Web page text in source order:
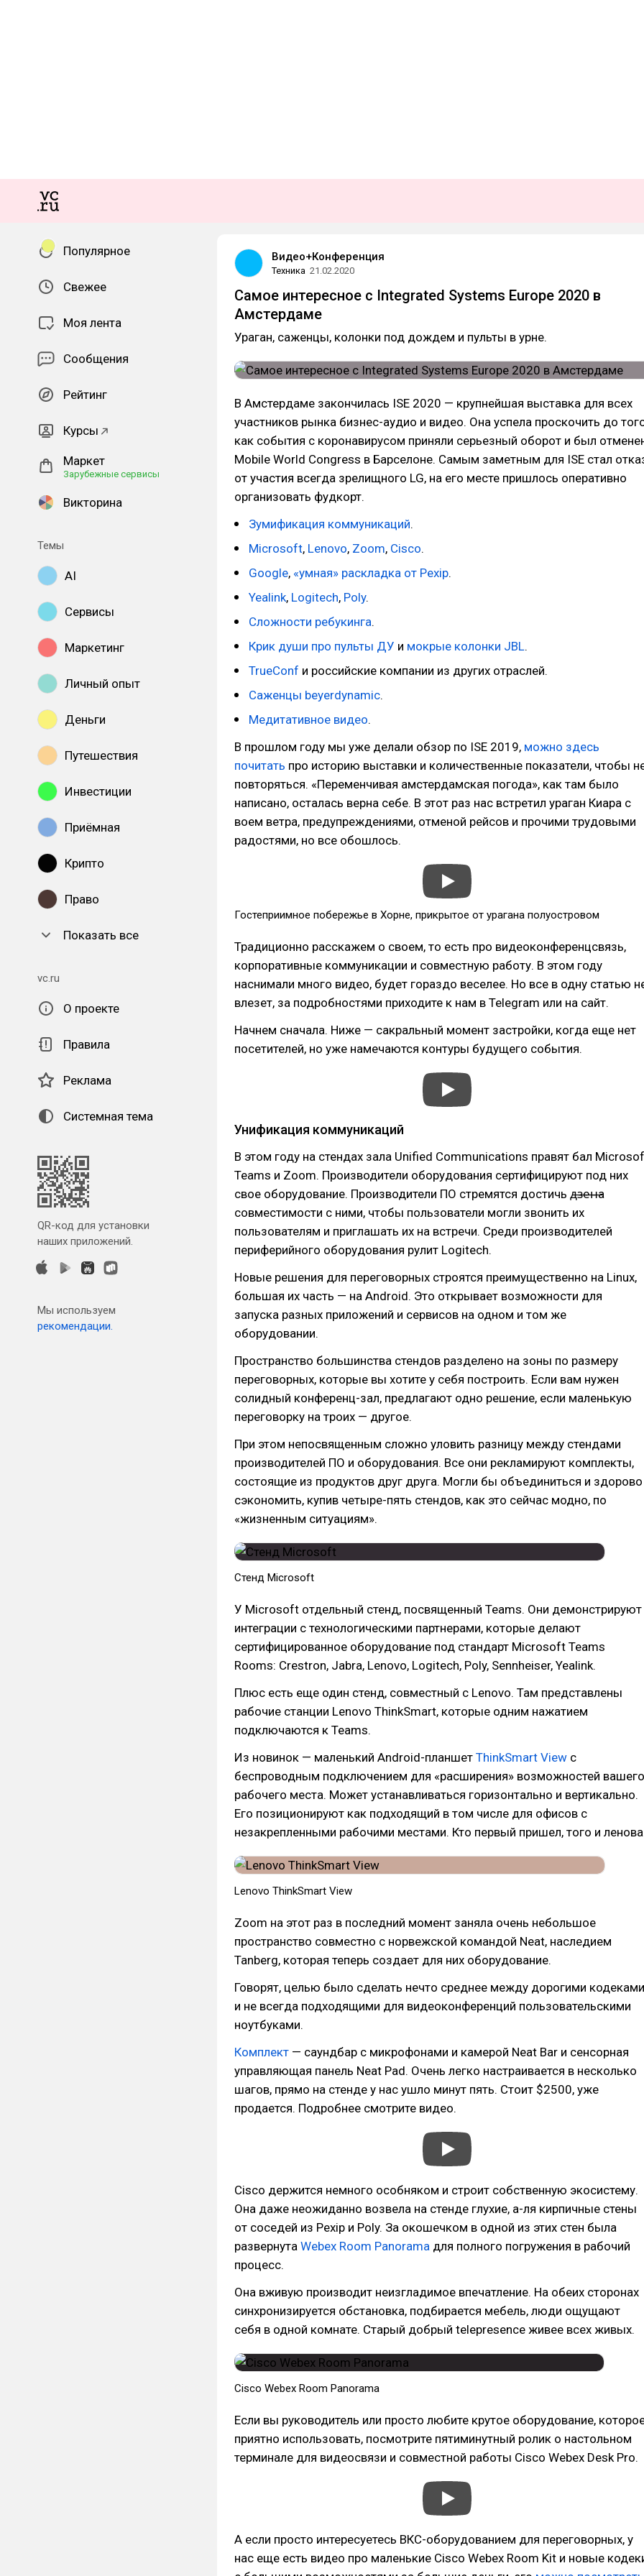
Популярное
Свежее
Моя лента
Сообщения
Рейтинг
Курсы
Маркет
Зарубежные сервисы
Викторина
Темы
AI
Сервисы
Маркетинг
Личный опыт
Деньги
Путешествия
Инвестиции
Приёмная
Крипто
Право
Показать все
vc.ru
О проекте
Правила
Реклама
Системная тема
QR-код для установки
наших приложений.
Мы используем
рекомендации.
Видео+Конференция
Техника 21.02.2020
Самое интересное с Integrated Systems Europe 2020 в
Амстердаме
Ураган, саженцы, колонки под дождем и пульты в урне.
В Амстердаме закончилась ISE 2020 — крупнейшая выставка для всех
участников рынка бизнес-аудио и видео. Она успела проскочить до
как события с коронавирусом приняли серьезный оборот и был
Mobile World Congress в Барселоне. Самым заметным для ISE стал
от участия всегда зрелищного LG, на его месте пришлось оперативно
организовать фудкорт.
Зумификация коммуникаций.
Microsoft, Lenovo, Zoom, Cisco.
Google, «умная» раскладка от Pexip.
Yealink, Logitech, Poly.
Сложности ребукинга.
Крик души про пульты ДУ и мокрые колонки JBL.
TrueConf и российские компании из других отраслей.
Саженцы beyerdynamic.
Медитативное видео.
В прошлом году мы уже делали обзор по ISE 2019, можно здесь
почитать про историю выставки и количественные показатели, чтобы
повторяться. «Переменчивая амстердамская погода», как там было
написано, осталась верна себе. В этот раз нас встретил ураган Киара с
воем ветра, предупреждениями, отменой рейсов и прочими трудовыми
радостями, но все обошлось.
Гостеприимное побережье в Хорне, прикрытое от урагана полуостровом
Традиционно расскажем о своем, то есть про видеоконференцсвязь,
корпоративные коммуникации и совместную работу. В этом году
наснимали много видео, будет гораздо веселее. Но все в одну статью
влезет, за подробностями приходите к нам в Telegram или на сайт.
Начнем сначала. Ниже — сакральный момент застройки, когда еще нет
посетителей, но уже намечаются контуры будущего события.
Унификация коммуникаций
В этом году на стендах зала Unified Communications правят бал
Teams и Zoom. Производители оборудования сертифицируют под них
свое оборудование. Производители ПО стремятся достичь д̶з̶е̶н̶а
совместимости с ними, чтобы пользователи могли звонить их
пользователям и приглашать их на встречи. Среди производителей
периферийного оборудования рулит Logitech.
Новые решения для переговорных строятся преимущественно на Linux,
большая их часть — на Android. Это открывает возможности для
запуска разных приложений и сервисов на одном и том же
оборудовании.
Пространство большинства стендов разделено на зоны по размеру
переговорных, которые вы хотите у себя построить. Если вам нужен
солидный конференц-зал, предлагают одно решение, если маленькую
переговорку на троих — другое.
При этом непосвященным сложно уловить разницу между стендами
производителей ПО и оборудования. Все они рекламируют комплекты,
состоящие из продуктов друг друга. Могли бы объединиться и здорово
сэкономить, купив четыре-пять стендов, как это сейчас модно, по
«жизненным ситуациям».
​Стенд Microsoft
У Microsoft отдельный стенд, посвященный Teams. Они демонстрируют
интеграции с технологическими партнерами, которые делают
сертифицированное оборудование под стандарт Microsoft Teams
Rooms: Crestron, Jabra, Lenovo, Logitech, Poly, Sennheiser, Yealink.
Плюс есть еще один стенд, совместный с Lenovo. Там представлены
рабочие станции Lenovo ThinkSmart, которые одним нажатием
подключаются к Teams.
Из новинок — маленький Android-планшет ThinkSmart View с
беспроводным подключением для «расширения» возможностей вашего
рабочего места. Может устанавливаться горизонтально и вертикально.
Его позиционируют как подходящий в том числе для офисов с
незакрепленными рабочими местами. Кто первый пришел, того и
​Lenovo ThinkSmart View
Zoom на этот раз в последний момент заняла очень небольшое
пространство совместно с норвежской командой Neat, наследием
Tanberg, которая теперь создает для них оборудование.
Говорят, целью было сделать нечто среднее между дорогими кодеками
и не всегда подходящими для видеоконференций пользовательскими
ноутбуками.
Комплект — саундбар с микрофонами и камерой Neat Bar и сенсорная
управляющая панель Neat Pad. Очень легко настраивается в несколько
шагов, прямо на стенде у нас ушло минут пять. Стоит $2500, уже
продается. Подробнее смотрите видео.
Cisco держится немного особняком и строит собственную экосистему.
Она даже неожиданно возвела на стенде глухие, а-ля кирпичные стены
от соседей из Pexip и Poly. За окошечком в одной из этих стен была
развернута Webex Room Panorama для полного погружения в рабочий
процесс.
Она вживую производит неизгладимое впечатление. На обеих сторонах
синхронизируется обстановка, подбирается мебель, люди ощущают
себя в одной комнате. Старый добрый telepresence живее всех живых.
​Cisco Webex Room Panorama
Если вы руководитель или просто любите крутое оборудование,
приятно использовать, посмотрите пятиминутный ролик о настольном
терминале для видеосвязи и совместной работы Cisco Webex Desk Pro.
А если просто интересуетесь ВКС-оборудованием для переговорных, у
нас еще есть видео про маленькие Cisco Webex Room Kit и новые